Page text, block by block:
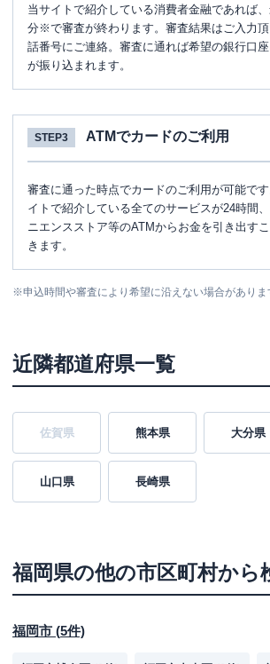
当サイトで紹介している消費者金融であれば
分※で審査が終わります。審査結果はご入力
話番号にご連絡。審査に通れば希望の銀行口
が振り込まれます。
STEP3 ATMでカードのご利用
審査に通った時点でカードのご利用が可能で
イトで紹介している全てのサービスが24時間
ニエンスストア等のATMからお金を引き出す
きます。
※申込時間や審査により希望に沿えない場合がありま
近隣都道府県一覧
佐賀県 熊本県 大分県
山口県 長崎県
福岡県の他の市区町村から
福岡市 (5件)